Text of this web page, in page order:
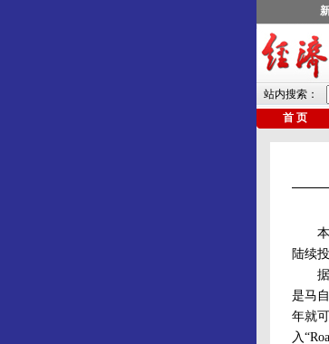
本报
陆续
据报
是马
年就
入